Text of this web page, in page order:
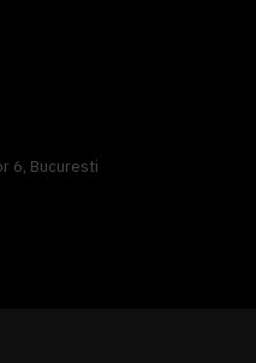
6, Bucuresti